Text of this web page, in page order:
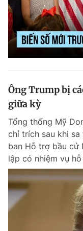
Hotline
0906 645 777
Đặt báo Quảng
Phó tổng biên tập: Lâm
Phó tổng biên tập:
Tổng thư ký tòa soạn:
Giấy phép xuất bản số
© 2003-2026 Bản
dưới mọi hình thức nếu
Phát triển bởi ePi
Ông Trump bị
giữa kỳ
Tổng thống Mỹ
chỉ trích sau khi
ban Hỗ trợ bầu cử
lập có nhiệm vụ